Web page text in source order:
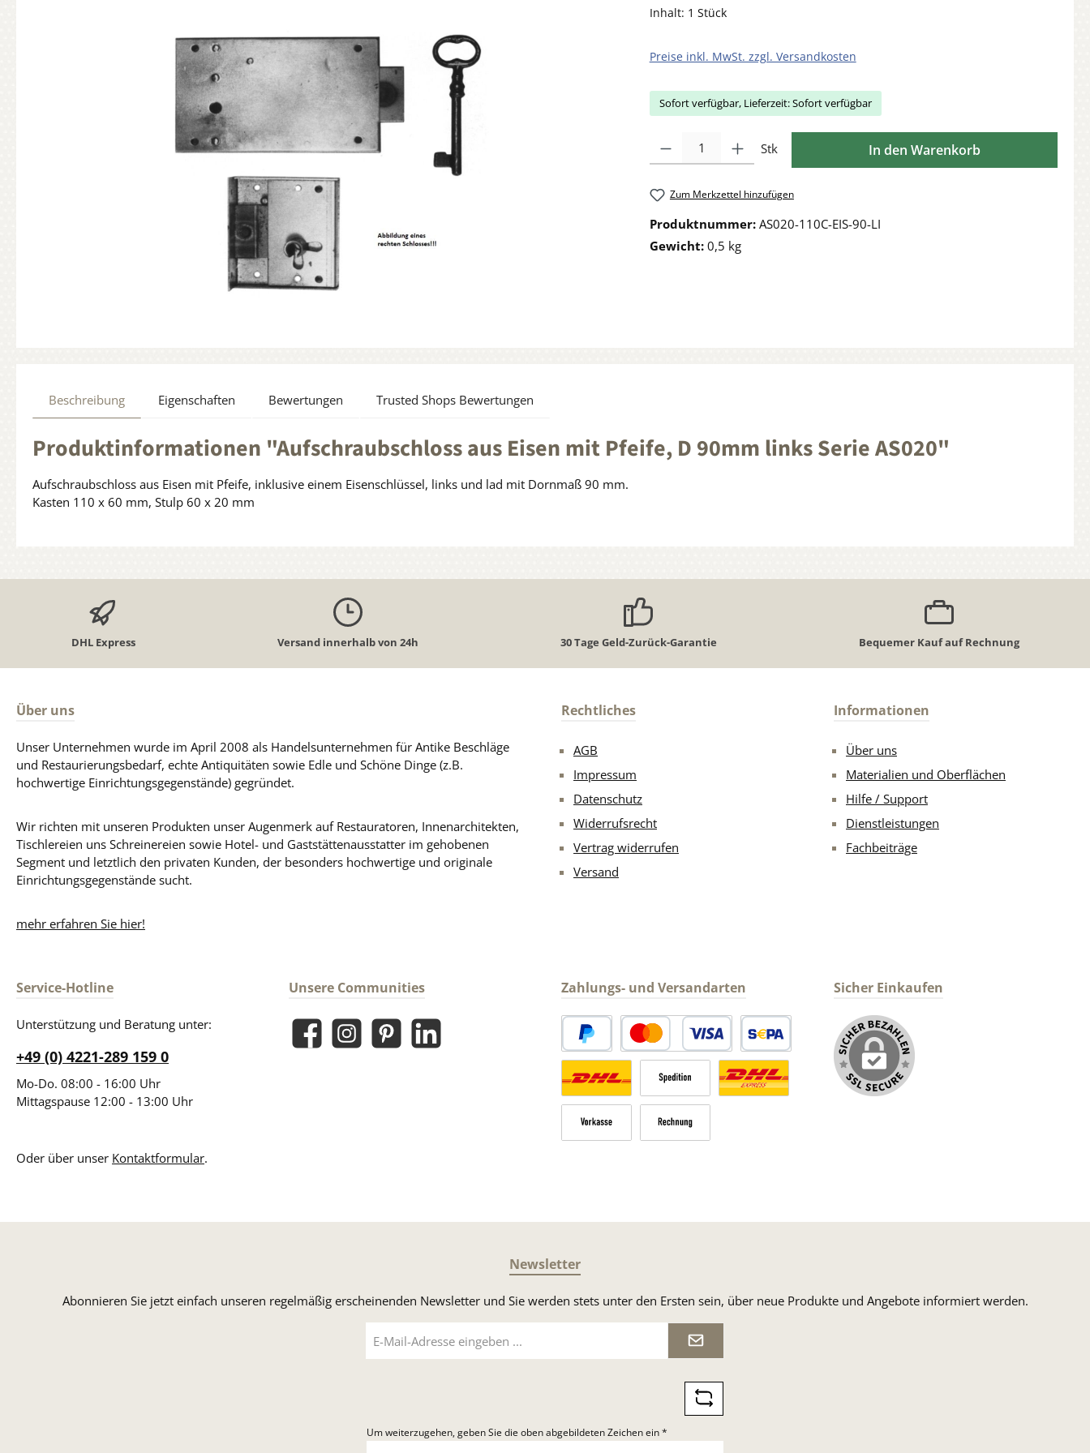
Inhalt: 1 Stück
Preise inkl. MwSt. zzgl. Versandkosten
Sofort verfügbar, Lieferzeit: Sofort verfügbar
Stk In den Warenkorb
Zum Merkzettel hinzufügen
Produktnummer: AS020-110C-EIS-90-LI
Gewicht: 0,5 kg
Beschreibung Eigenschaften Bewertungen Trusted Shops Bewertungen
Produktinformationen "Aufschraubschloss aus Eisen mit Pfeife, D 90mm links Serie AS020"
Aufschraubschloss aus Eisen mit Pfeife, inklusive einem Eisenschlüssel, links und lad mit Dornmaß 90 mm.
Kasten 110 x 60 mm, Stulp 60 x 20 mm
DHL Express Versand innerhalb von 24h 30 Tage Geld-Zurück-Garantie Bequemer Kauf auf Rechnung
Über uns
Unser Unternehmen wurde im April 2008 als Handelsunternehmen für Antike Beschläge
und Restaurierungsbedarf, echte Antiquitäten sowie Edle und Schöne Dinge (z.B.
hochwertige Einrichtungsgegenstände) gegründet.
Wir richten mit unseren Produkten unser Augenmerk auf Restauratoren, Innenarchitekten,
Tischlereien uns Schreinereien sowie Hotel- und Gaststättenausstatter im gehobenen
Segment und letztlich den privaten Kunden, der besonders hochwertige und originale
Einrichtungsgegenstände sucht.
mehr erfahren Sie hier!
Rechtliches
AGB
Impressum
Datenschutz
Widerrufsrecht
Vertrag widerrufen
Versand
Informationen
Über uns
Materialien und Oberflächen
Hilfe / Support
Dienstleistungen
Fachbeiträge
Service-Hotline
Unterstützung und Beratung unter:
+49 (0) 4221-289 159 0
Mo-Do. 08:00 - 16:00 Uhr
Mittagspause 12:00 - 13:00 Uhr
Oder über unser Kontaktformular.
Unsere Communities
FacebookInstagramPinterestLinkedIn
Zahlungs- und Versandarten
PayPal Kredit- oder DebitkarteSEPA Lastschrift
Versandkosten Deutschland normaler Versand Deutsche Post
Sperrgut
Sicher Einkaufen
Newsletter
Abonnieren Sie jetzt einfach unseren regelmäßig erscheinenden Newsletter und Sie werden stets unter den Ersten sein, über neue Produkte und Angebote informiert werden.
Mail-
Adresse
Um weiterzugehen, geben Sie die oben abgebildeten Zeichen ein*